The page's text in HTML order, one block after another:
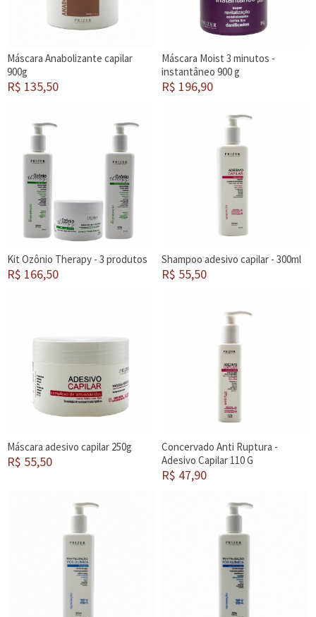
Máscara Anabolizante capilar
900g
R$ 135,50
Máscara Moist 3 minutos -
instantâneo 900 g
R$ 196,90
Kit Ozônio Therapy - 3 produtos
R$ 166,50
Shampoo adesivo capilar - 300ml
R$ 55,50
Máscara adesivo capilar 250g
R$ 55,50
Concervado Anti Ruptura -
Adesivo Capilar 110 G
R$ 47,90